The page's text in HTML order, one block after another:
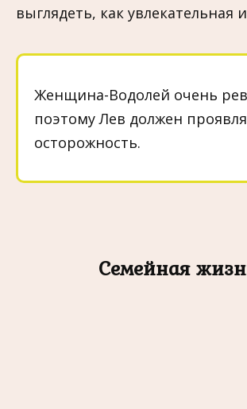
выглядеть, как увлекательная
Женщина-Водолей очень
поэтому Лев должен
осторожность.
Семейная